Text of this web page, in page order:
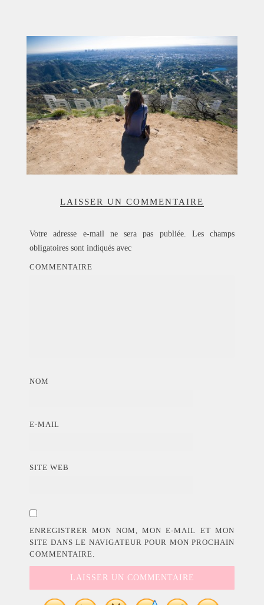
LOOKBOOK
RECHERCHE
ARCHIVES
LAISSER UN COMMENTAIRE
Votre adresse e-mail ne sera pas publiée.
Les champs
obligatoires sont indiqués avec
COMMENTAIRE
NOM
E-MAIL
SITE WEB
ENREGISTRER MON NOM, MON E-MAIL ET MON
SITE DANS LE NAVIGATEUR POUR MON PROCHAIN
COMMENTAIRE.